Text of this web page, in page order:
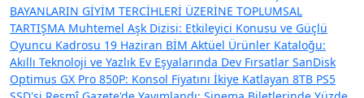
BAYANLARIN GİYİM TERCİHLERİ ÜZERİNE TOPLUMSAL
TARTIŞMA Muhtemel Aşk Dizisi: Etkileyici Konusu ve Güçlü
Oyuncu Kadrosu 19 Haziran BİM Aktüel Ürünler Kataloğu:
Akıllı Teknoloji ve Yazlık Ev Eşyalarında Dev Fırsatlar SanDisk
Optimus GX Pro 850P: Konsol Fiyatını İkiye Katlayan 8TB PS5